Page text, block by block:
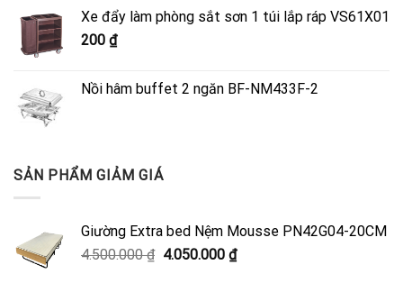
4.500.000 ₫.là:
Xe đẩy làm phòng sắt sơn 1 túi lắp ráp VS61X01
200 ₫
Nồi hâm buffet 2 ngăn BF-NM433F-2
SẢN PHẨM GIẢM GIÁ
Giường Extra bed Nệm Mousse PN42G04-20CM
4.500.000₫ Giá
4.050.000 ₫Giá